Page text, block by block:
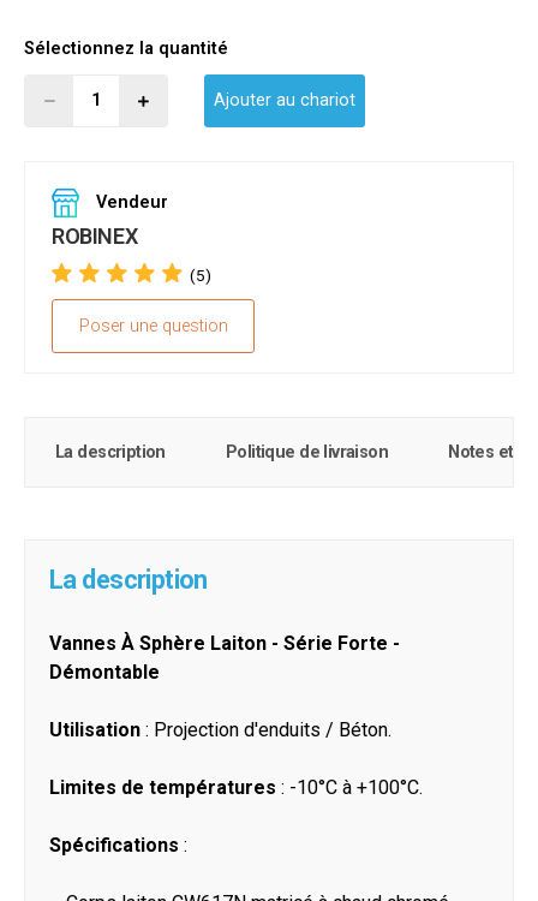
Sélectionnez la quantité
Ajouter au chariot
Vendeur
ROBINEX
(5)
Poser une question
La description Politique de livraison Notes et
La description
Vannes À Sphère Laiton - Série Forte -
Démontable
Utilisation : Projection d'enduits / Béton.
Limites de températures : -10°C à +100°C.
Spécifications :